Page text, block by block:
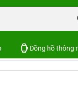
Đồng hồ thông
Keyboard With Numeric
| Chính hãng